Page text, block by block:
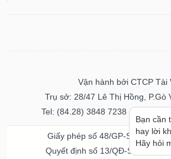
Vận hành bởi CTCP Tài
Trụ sở: 28/47 Lê Thị Hồng, P.Gò
Tel: (84.28) 3848 7238 - Fax:
Giấy phép số 48/GP-STTTT
Quyết định số 13/QĐ-STTTT
Bạn cần
hay lời
Hãy hỏi